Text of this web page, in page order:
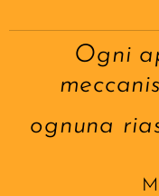
Ogni
ognuna